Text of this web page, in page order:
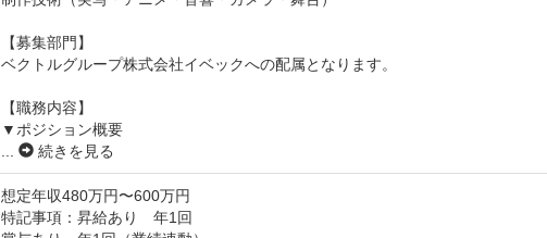
【募集部門】
ベクトルグループ株式会社イベックへの配属となります。
【職務内容】
続きを見る
想定年収480万円〜600万円
特記事項：昇給あり　年1回